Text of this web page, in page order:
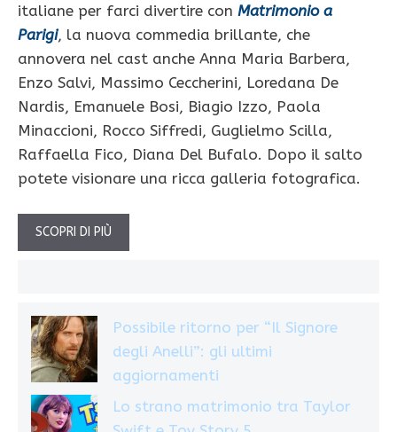
italiane per farci divertire con Matrimonio a
Parigi, la nuova commedia brillante, che
annovera nel cast anche Anna Maria Barbera,
Enzo Salvi, Massimo Ceccherini, Loredana De
Nardis, Emanuele Bosi, Biagio Izzo, Paola
Minaccioni, Rocco Siffredi, Guglielmo Scilla,
Raffaella Fico, Diana Del Bufalo. Dopo il salto
potete visionare una ricca galleria fotografica.
SCOPRI DI PIÙ
Possibile ritorno per “Il Signore
degli Anelli”: gli ultimi
aggiornamenti
Lo strano matrimonio tra Taylor